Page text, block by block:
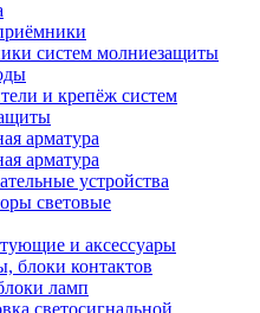
систем молниезащиты
и крепёж систем
арматура
арматура
устройства
световые
и аксессуары
блоки контактов
ламп
светосигнальной